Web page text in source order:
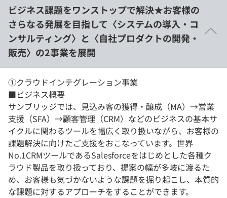
ビジネス課題をワンストップで解決★お客様の
さらなる発展を目指して〈システムの導入・コ
ンサルティング〉と〈自社プロダクトの開発・
販売〉の2事業を展開
①クラウドインテグレーション事業
​■ビジネス概要
サンブリッジでは、見込み客の獲得・醸成（MA）→営業
支援（SFA）→顧客管理（CRM）などのビジネスの基本サ
イクルに関わるツールを幅広く取り扱いながら、お客様の
課題解決に向けたご支援をおこなっています。世界
No.1CRMツールであるSalesforceをはじめとした各種ク
ラウド製品を取り扱っており、提案の幅が多岐に渡るた
め、お客様も気づかないような課題を掘り起こし、本質的
な課題に対するアプローチをすることができます。